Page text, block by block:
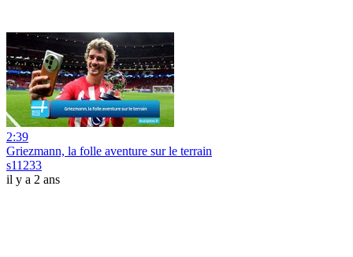
2:39
Griezmann, la folle aventure sur le terrain
s11233
il y a 2 ans